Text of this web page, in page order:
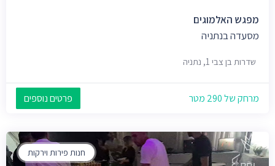
מפגש האלמוגים
מסעדה בנתניה
שדרות בן צבי 1, נתניה
מרחק של 290 מטר פרטים נוספים
חנות פירות וירקות